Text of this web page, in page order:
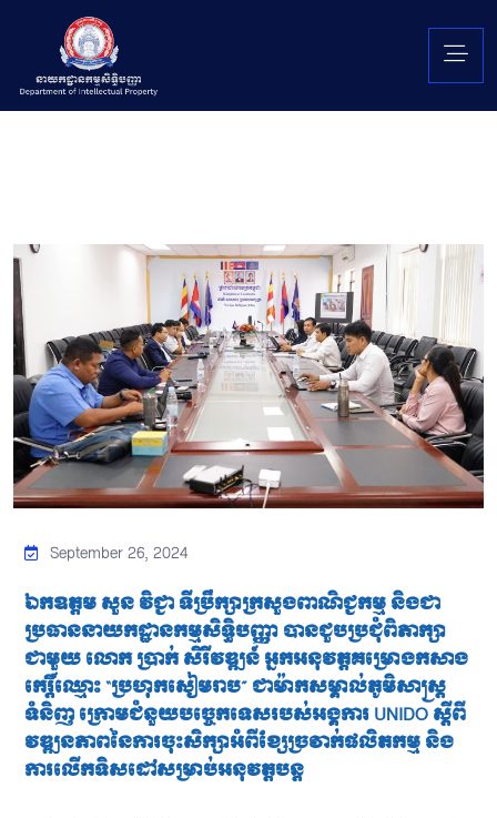
September 26, 2024
ឯកឧត្តម សួន វិជ្ជា ទីប្រឹក្សាក្រសួងពាណិជ្ជកម្ម និងជា
ប្រធាននាយកដ្ឋានកម្មសិទ្ធិបញ្ញា បានជួបប្រជុំពិភាក្សា
ជាមួយ លោក ប្រាក់ សិរីវឌ្ឍន៍ អ្នកអនុវត្តគម្រោងកសាង
កេរ្តិ៍ឈ្មោះ “ប្រហុកសៀមរាប” ជាម៉ាកសម្គាល់ភូមិសាស្រ្ត
ទំនិញ ក្រោមជំនួយបច្ចេកទេសរបស់អង្គការ UNIDO ស្តីពី
វឌ្ឍនភាពនៃការចុះសិក្សាអំពីខ្សែច្រវាក់ផលិតកម្ម និង
ការលើកទិសដៅសម្រាប់អនុវត្តបន្ត